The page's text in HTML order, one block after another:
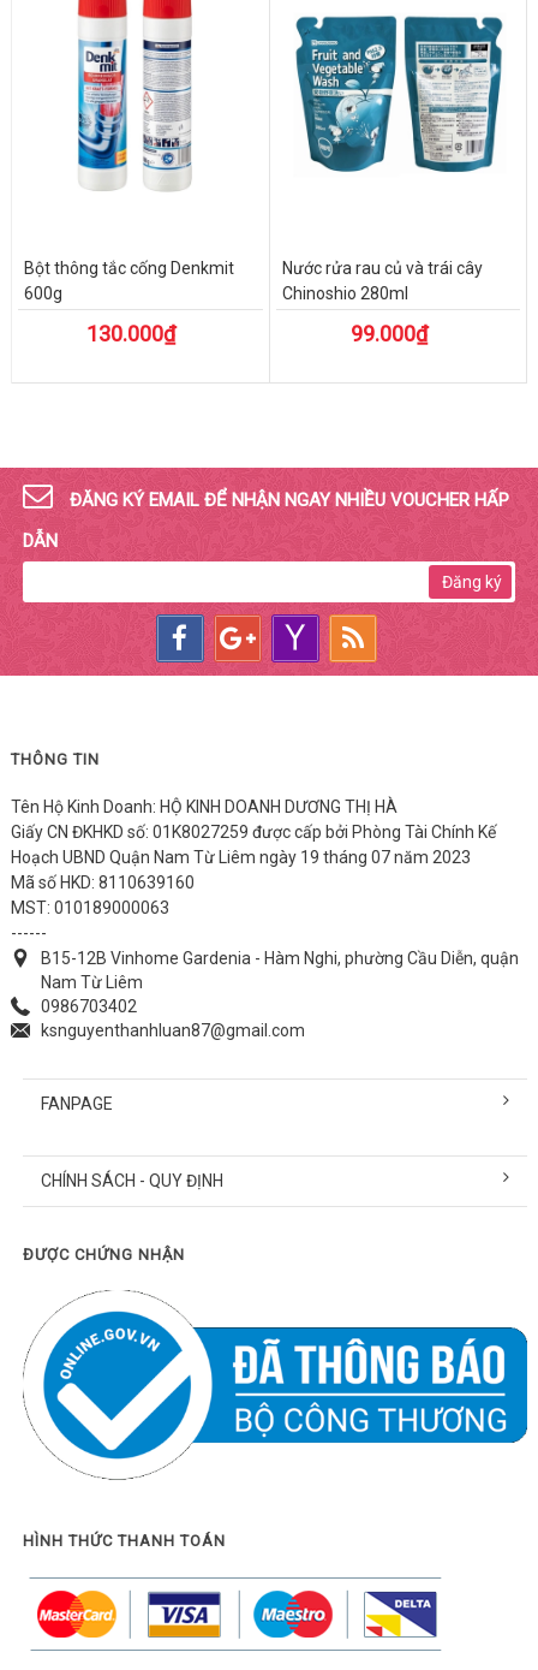
Bột thông tắc cống Denkmit
600g
130.000₫
Nước rửa rau củ và trái cây
Chinoshio 280ml
99.000₫
ĐĂNG KÝ EMAIL ĐỂ NHẬN NGAY NHIỀU VOUCHER HẤP
DẪN
Đăng ký
THÔNG TIN
Tên Hộ Kinh Doanh: HỘ KINH DOANH DƯƠNG THỊ HÀ
Giấy CN ĐKHKD số: 01K8027259 được cấp bởi Phòng Tài Chính Kế
Hoạch UBND Quận Nam Từ Liêm ngày 19 tháng 07 năm 2023
Mã số HKD: 8110639160
MST: 010189000063
------
B15-12B Vinhome Gardenia - Hàm Nghi, phường Cầu Diễn, quận
Nam Từ Liêm
0986703402
ksnguyenthanhluan87@gmail.com
FANPAGE
CHÍNH SÁCH - QUY ĐỊNH
ĐƯỢC CHỨNG NHẬN
HÌNH THỨC THANH TOÁN